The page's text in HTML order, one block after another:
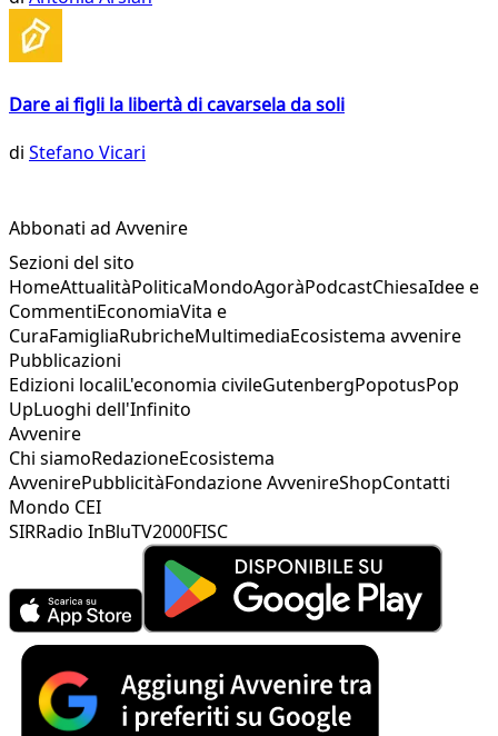
Dare ai figli la libertà di cavarsela da soli
di Stefano Vicari
Abbonati ad Avvenire
Sezioni del sito
HomeAttualitàPoliticaMondoAgoràPodcastChiesaIdee e
CommentiEconomiaVita e
CuraFamigliaRubricheMultimediaEcosistema avvenire
Pubblicazioni
Edizioni localiL'economia civileGutenbergPopotusPop
UpLuoghi dell'Infinito
Avvenire
Chi siamoRedazioneEcosistema
AvvenirePubblicitàFondazione AvvenireShopContatti
Mondo CEI
SIRRadio InBluTV2000FISC